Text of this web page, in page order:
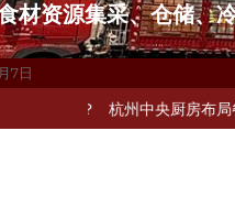
材资源集采、仓储、
7日
杭州中央厨房布局餐饮连锁